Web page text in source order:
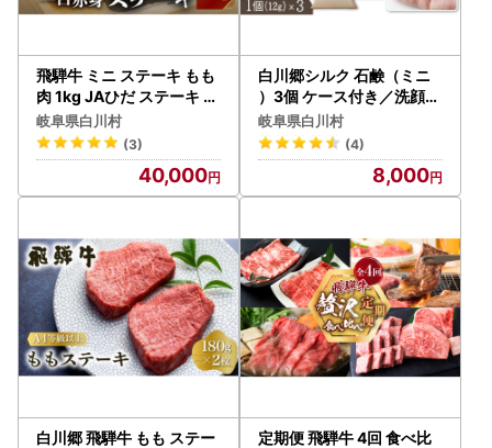
飛騨牛 ミニ ステーキ もも
肉 1kg JAひだ ステーキ [S
111]
岐阜県白川村
(3)
40,000
白川郷シルク 石鹸（ミニ
）3個 ケース付き／洗顔石
鹸 せっけん 8000円 [S39
3]
岐阜県白川村
(4)
8,000
白川郷 飛騨牛 もも ステー
定期便 飛騨牛 4回 食べ比